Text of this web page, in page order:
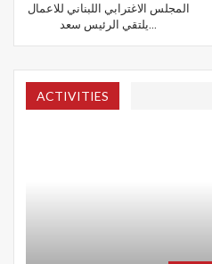
المجلس الاغترابي اللبناني للاعمال
يلتقي الرئيس سعد…
ACTIVITIES